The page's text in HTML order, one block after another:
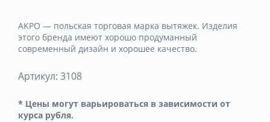
AKPO — польская торговая марка вытяжек. Изделия
этого бренда имеют хорошо продуманный
современный дизайн и хорошее качество.
Артикул: 3108
* Цены могут варьироваться в зависимости от
курса рубля.